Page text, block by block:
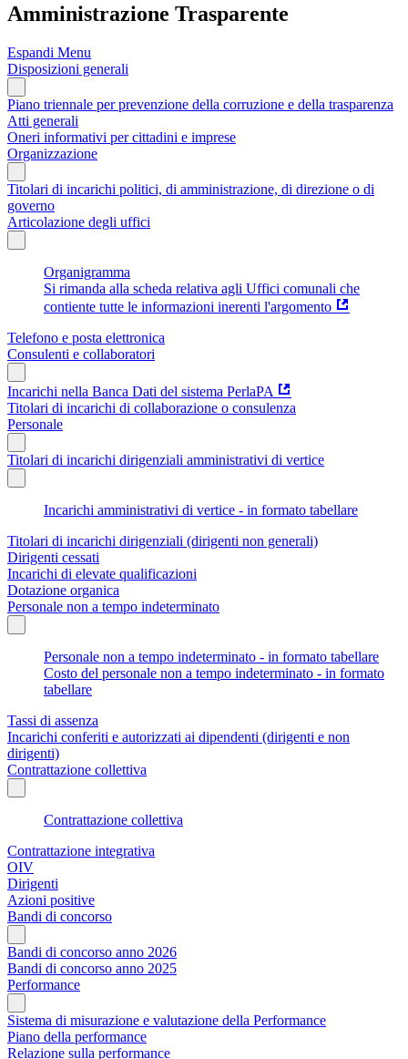
Amministrazione Trasparente
Espandi Menu
Disposizioni generali
Piano triennale per prevenzione della corruzione e della trasparenza
Atti generali
Oneri informativi per cittadini e imprese
Organizzazione
Titolari di incarichi politici, di amministrazione, di direzione o di
governo
Articolazione degli uffici
Organigramma
Si rimanda alla scheda relativa agli Uffici comunali che
contiente tutte le informazioni inerenti l'argomento
Telefono e posta elettronica
Consulenti e collaboratori
Incarichi nella Banca Dati del sistema PerlaPA
Titolari di incarichi di collaborazione o consulenza
Personale
Titolari di incarichi dirigenziali amministrativi di vertice
Incarichi amministrativi di vertice - in formato tabellare
Titolari di incarichi dirigenziali (dirigenti non generali)
Dirigenti cessati
Incarichi di elevate qualificazioni
Dotazione organica
Personale non a tempo indeterminato
Personale non a tempo indeterminato - in formato tabellare
Costo del personale non a tempo indeterminato - in formato
tabellare
Tassi di assenza
Incarichi conferiti e autorizzati ai dipendenti (dirigenti e non
dirigenti)
Contrattazione collettiva
Contrattazione collettiva
Contrattazione integrativa
OIV
Dirigenti
Azioni positive
Bandi di concorso
Bandi di concorso anno 2026
Bandi di concorso anno 2025
Performance
Sistema di misurazione e valutazione della Performance
Piano della performance
Relazione sulla performance